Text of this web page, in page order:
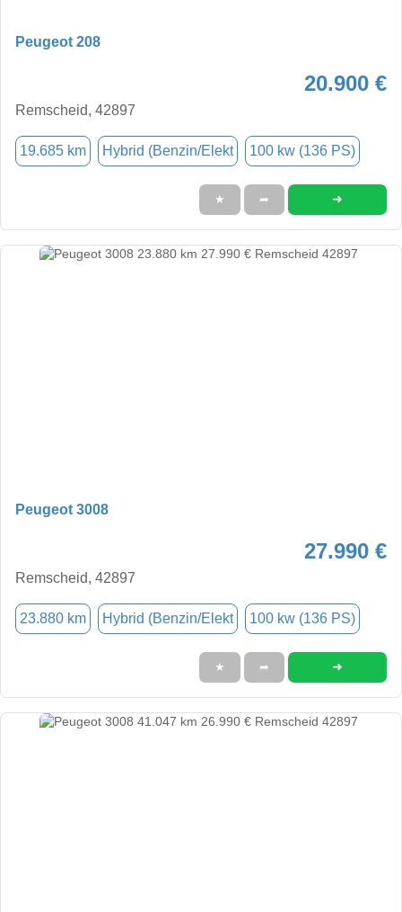
Peugeot 208
20.900 €
Remscheid, 42897
19.685 km Hybrid (Benzin/Elekt 100 kw (136 PS)
★ ➦ ➜
Peugeot 3008
27.990 €
Remscheid, 42897
23.880 km Hybrid (Benzin/Elekt 100 kw (136 PS)
★ ➦ ➜